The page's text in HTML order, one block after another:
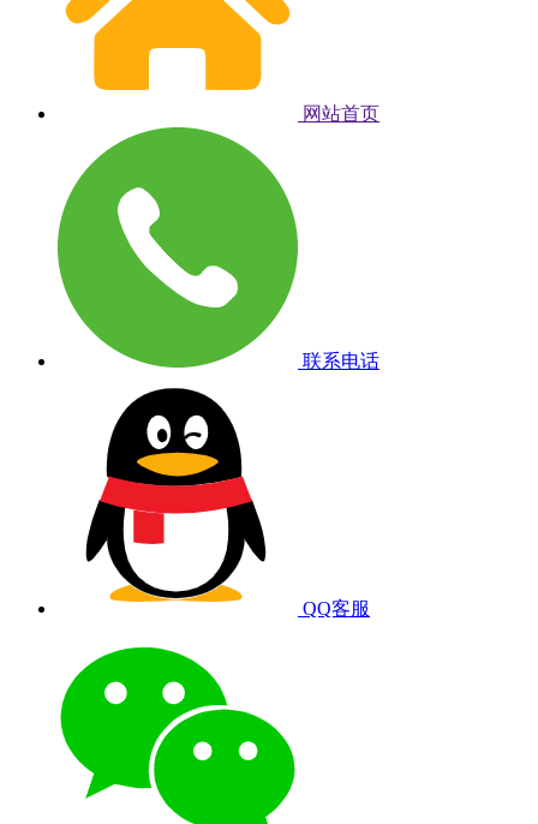
网站首页
联系电话
QQ客服